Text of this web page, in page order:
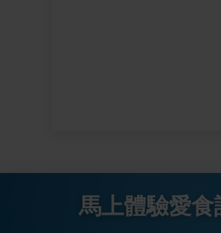
馬上體驗愛食